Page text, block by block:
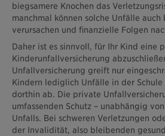
biegsamere Knochen das
manchmal können solche Unfälle auch
verursachen und finanzielle Folgen
Daher ist es sinnvoll, für Ihr Kind eine
Kinderunfallversicherung
Unfallversicherung greift nur
Kindern lediglich Unfälle in der
dorthin ab. Die private
umfassenden Schutz – unabhängig
Unfalls. Bei schweren Verletzungen
der Invalidität, also bleibenden